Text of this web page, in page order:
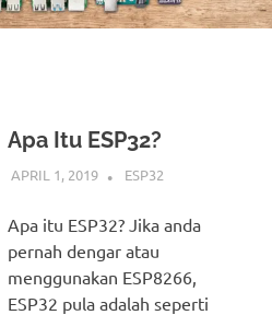
Apa Itu ESP32?
APRIL 1, 2019 IDRIS
ESP32
Apa itu ESP32? Jika anda
pernah dengar atau
menggunakan ESP8266,
ESP32 pula adalah seperti